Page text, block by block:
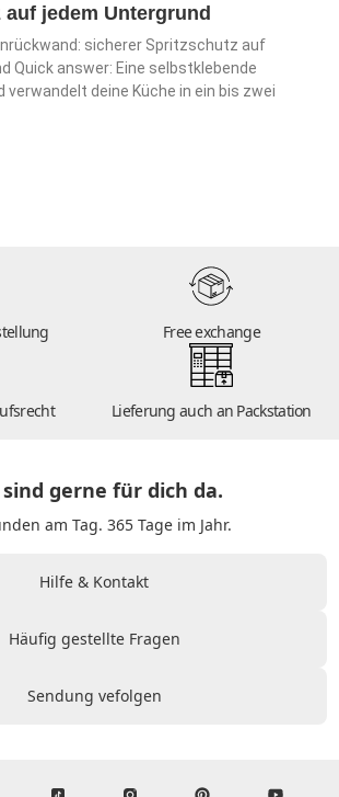
jedem Untergrund
sicherer Spritzschutz auf
Quick answer: Eine selbstklebende
verwandelt deine Küche in ein bis zwei
Free exchange
Lieferung auch an Packstation
gerne für dich da.
am Tag. 365 Tage im Jahr.
Hilfe & Kontakt
Häufig gestellte Fragen
Sendung vefolgen